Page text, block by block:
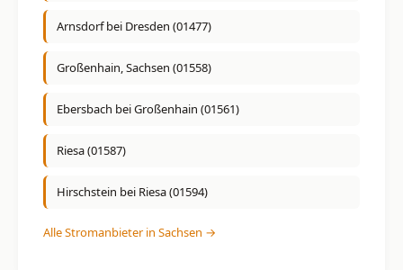
Arnsdorf bei Dresden (01477)
Großenhain, Sachsen (01558)
Ebersbach bei Großenhain (01561)
Riesa (01587)
Hirschstein bei Riesa (01594)
Alle Stromanbieter in Sachsen →